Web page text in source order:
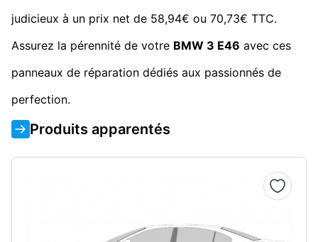
judicieux à un prix net de 58,94€ ou 70,73€ TTC.
Assurez la pérennité de votre BMW 3 E46 avec ces
panneaux de réparation dédiés aux passionnés de
perfection.
Produits apparentés